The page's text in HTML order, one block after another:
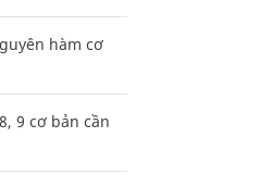
hàm cơ
9 cơ bản cần